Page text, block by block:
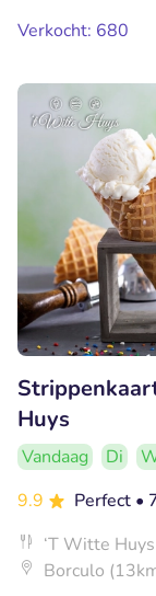
Verkocht: 680
Huys
Vandaag Di
9.9
Perfect •
‘T Witte Huys
Borculo